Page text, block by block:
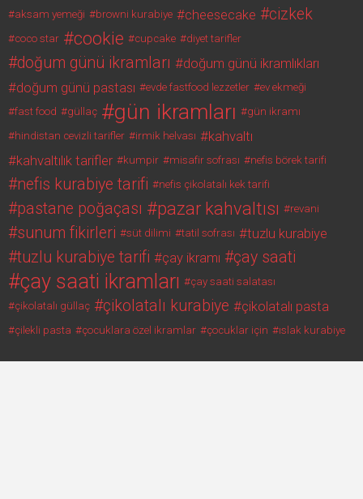
aksam yemeği browni kurabiye cheesecake cizkek
coco star cookie cupcake diyet tarifler
doğum günü ikramları
doğum günü ikramlıkları
doğum günü pastası
evde fastfood lezzetler
ev ekmeği
fast food
güllaç gün ikramları
gün ikramı
hindistan cevizli tarifler
irmik helvası
kahvaltı
kahvaltılık tarifler
kumpir misafir sofrası nefis börek tarifi
nefis kurabiye tarifi nefis çikolatalı kek tarifi
pastane poğaçası pazar kahvaltısı revani
sunum fikirleri süt dilimi tatil sofrası tuzlu kurabiye
tuzlu kurabiye tarifi çay ikramı çay saati
çay saati ikramları
çay saati salatası
çikolatalı güllaç
çikolatalı kurabiye çikolatalı pasta
çilekli pasta çocuklara özel ikramlar çocuklar için ıslak kurabiye